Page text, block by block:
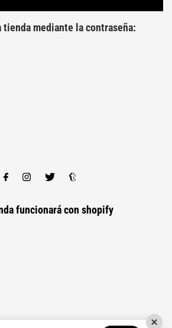
tienda mediante la contraseña:
funcionará con shopify